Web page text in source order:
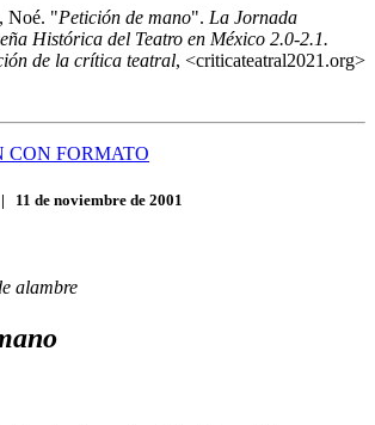
Noé. "Petición de mano". La Jornada
Histórica del Teatro en México 2.0-2.1.
de la crítica teatral, <criticateatral2021.org>
CON FORMATO
| 11 de noviembre de 2001
alambre